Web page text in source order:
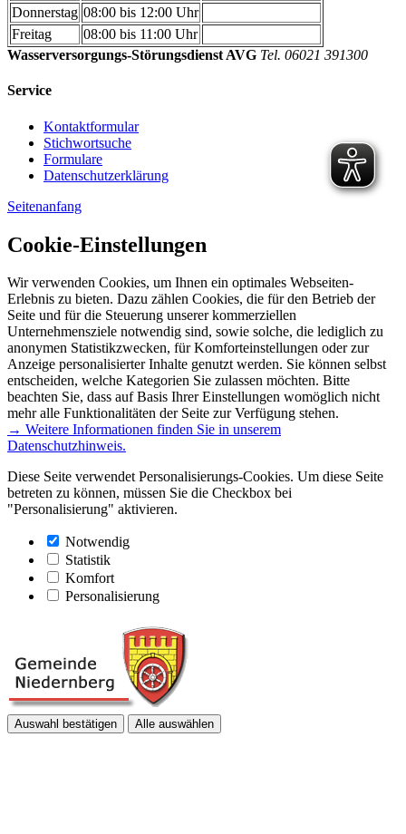
Donnerstag 08:00 bis 12:00 Uhr
Freitag
08:00 bis 11:00 Uhr
Wasserversorgungs-Störungsdienst AVG Tel. 06021 391300
Service
Kontaktformular
Stichwortsuche
Formulare
Datenschutzerklärung
Seitenanfang
Cookie-Einstellungen
Wir verwenden Cookies, um Ihnen ein optimales Webseiten-
Erlebnis zu bieten. Dazu zählen Cookies, die für den Betrieb der
Seite und für die Steuerung unserer kommerziellen
Unternehmensziele notwendig sind, sowie solche, die lediglich zu
anonymen Statistikzwecken, für Komforteinstellungen oder zur
Anzeige personalisierter Inhalte genutzt werden. Sie können selbst
entscheiden, welche Kategorien Sie zulassen möchten. Bitte
beachten Sie, dass auf Basis Ihrer Einstellungen womöglich nicht
mehr alle Funktionalitäten der Seite zur Verfügung stehen.
→ Weitere Informationen finden Sie in unserem
Datenschutzhinweis.
Diese Seite verwendet Personalisierungs-Cookies. Um diese Seite
betreten zu können, müssen Sie die Checkbox bei
"Personalisierung" aktivieren.
Notwendig
Statistik
Komfort
Personalisierung
Auswahl bestätigen Alle auswählen